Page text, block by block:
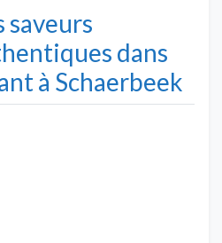
saveurs
dans
à Schaerbeek